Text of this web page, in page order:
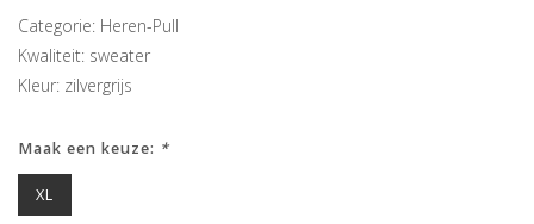
Categorie: Heren-Pull
Kwaliteit: sweater
Kleur: zilvergrijs
Maak een keuze: *
XL